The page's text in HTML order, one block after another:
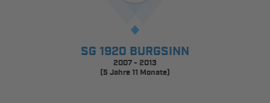
SG 1920 BURGSINN
2007 - 2013
(5 Jahre 11 Monate)